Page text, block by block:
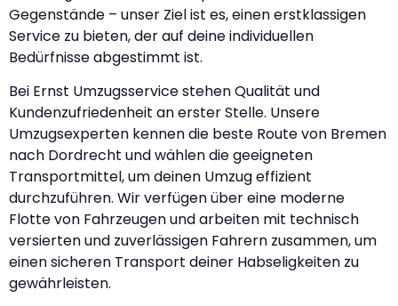
Gegenstände – unser Ziel ist es, einen erstklassigen
Service zu bieten, der auf deine individuellen
Bedürfnisse abgestimmt ist.
Bei Ernst Umzugsservice stehen Qualität und
Kundenzufriedenheit an erster Stelle. Unsere
Umzugsexperten kennen die beste Route von Bremen
nach Dordrecht und wählen die geeigneten
Transportmittel, um deinen Umzug effizient
durchzuführen. Wir verfügen über eine moderne
Flotte von Fahrzeugen und arbeiten mit technisch
versierten und zuverlässigen Fahrern zusammen, um
einen sicheren Transport deiner Habseligkeiten zu
gewährleisten.